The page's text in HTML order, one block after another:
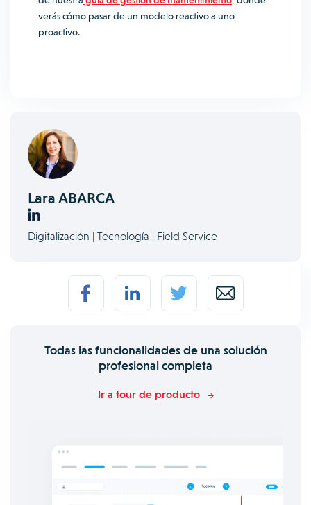
verás cómo pasar de un modelo reactivo a uno
proactivo.
Lara ABARCA
Digitalización | Tecnología | Field Service
Todas las funcionalidades de una solución
profesional completa
Ir a tour de producto